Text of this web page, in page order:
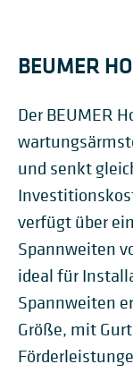
BEUMER
Der BEUMER
und senkt
verfügt über
Spannweiten
ideal für
Spannweiten
Größe, mit